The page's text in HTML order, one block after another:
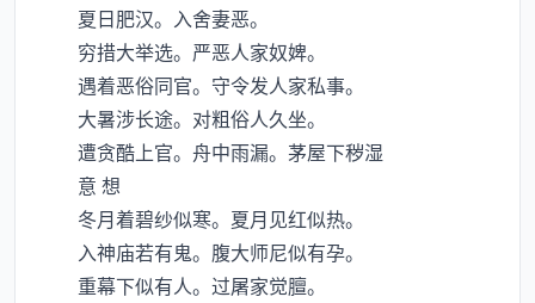
夏日肥汉。入舍妻恶。
穷措大举选。严恶人家奴婢。
遇着恶俗同官。守令发人家私事。
大暑涉长途。对粗俗人久坐。
遭贪酷上官。舟中雨漏。茅屋下秽湿
意 想
冬月着碧纱似寒。夏月见红似热。
入神庙若有鬼。腹大师尼似有孕。
重幕下似有人。过屠家觉膻。